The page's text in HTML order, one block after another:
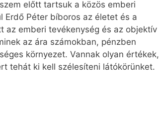
előtt tartsuk a közös emberi
Erdő Péter bíboros az életet és a
az emberi tevékenység és az objektív
az ára számokban, pénzben
környezet. Vannak olyan értékek,
tehát ki kell szélesíteni látókörünket.